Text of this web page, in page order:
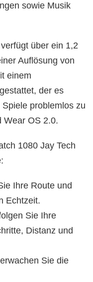
sowie Musik
über ein 1,2
Auflösung von
einem
der es
problemlos zu
Wear OS 2.0.
1080 Jay Tech
Ihre Route und
Echtzeit.
Sie Ihre
Distanz und
Sie die